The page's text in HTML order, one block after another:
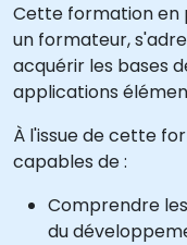
Cette formation en
un formateur,
acquérir les bases
applications
À l'issue de cette
capables de :
Comprendre
du